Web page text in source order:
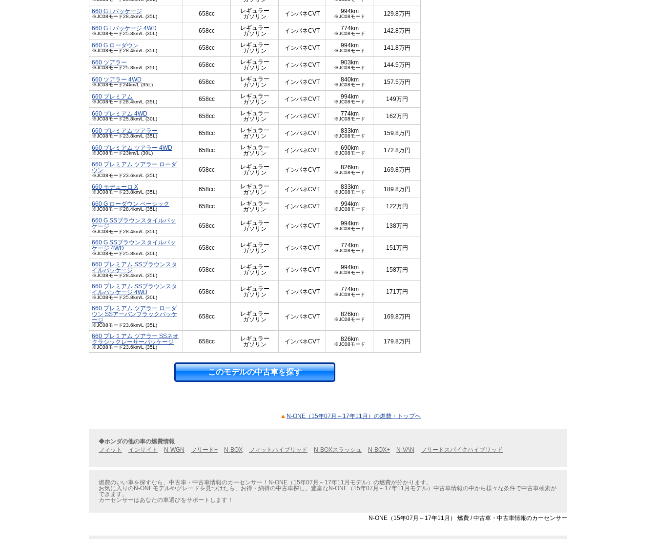
660 G Lパッケージ
※JC08モード28.4km/L (35L) 658cc
レギュラー
ガソリン
インパネCVT 994km
※JC08モード 129.8万円
660 G Lパッケージ 4WD
※JC08モード25.8km/L (30L) 658cc
レギュラー
ガソリン
インパネCVT 774km
※JC08モード 142.8万円
660 G ローダウン
※JC08モード28.4km/L (35L) 658cc
レギュラー
ガソリン
インパネCVT 994km
※JC08モード 141.8万円
660 ツアラー
※JC08モード25.8km/L (35L) 658cc
レギュラー
ガソリン
インパネCVT 903km
※JC08モード 144.5万円
660 ツアラー 4WD
※JC08モード24km/L (35L) 658cc
レギュラー
ガソリン
インパネCVT 840km
※JC08モード 157.5万円
660 プレミアム
※JC08モード28.4km/L (35L) 658cc
レギュラー
ガソリン
インパネCVT 994km
※JC08モード 149万円
660 プレミアム 4WD
※JC08モード25.8km/L (30L) 658cc
レギュラー
ガソリン
インパネCVT 774km
※JC08モード 162万円
660 プレミアム ツアラー
※JC08モード23.8km/L (35L) 658cc
レギュラー
ガソリン
インパネCVT 833km
※JC08モード 159.8万円
660 プレミアム ツアラー 4WD
※JC08モード23km/L (30L) 658cc
レギュラー
ガソリン
インパネCVT 690km
※JC08モード 172.8万円
660 プレミアム ツアラー ローダ
ウン
※JC08モード23.6km/L (35L)
658cc
レギュラー
ガソリン
インパネCVT 826km
※JC08モード 169.8万円
660 モデューロ X
※JC08モード23.8km/L (35L) 658cc
レギュラー
ガソリン
インパネCVT 833km
※JC08モード 189.8万円
660 G ローダウン ベーシック
※JC08モード28.4km/L (35L) 658cc
レギュラー
ガソリン
インパネCVT 994km
※JC08モード 122万円
660 G SSブラウンスタイルパッ
ケージ
※JC08モード28.4km/L (35L)
658cc
レギュラー
ガソリン
インパネCVT 994km
※JC08モード 138万円
660 G SSブラウンスタイルパッ
ケージ 4WD
※JC08モード25.8km/L (30L)
658cc
レギュラー
ガソリン
インパネCVT 774km
※JC08モード 151万円
660 プレミアム SSブラウンスタ
イルパッケージ
※JC08モード28.4km/L (35L)
658cc
レギュラー
ガソリン
インパネCVT 994km
※JC08モード 158万円
660 プレミアム SSブラウンスタ
イルパッケージ 4WD
※JC08モード25.8km/L (30L)
658cc
レギュラー
ガソリン
インパネCVT 774km
※JC08モード 171万円
660 プレミアム ツアラー ローダ
ウン SSアーバンブラックパッケ
ージ
※JC08モード23.6km/L (35L)
658cc
レギュラー
ガソリン
インパネCVT 826km
※JC08モード 169.8万円
660 プレミアム ツアラー SSネオ
クラシックレーサーパッケージ
※JC08モード23.6km/L (35L)
658cc
レギュラー
ガソリン
インパネCVT 826km
※JC08モード 179.8万円
このモデルの中古車を探す
N-ONE（15年07月～17年11月）の燃費・トップヘ
◆ホンダの他の車の燃費情報
フィット
インサイト N-WGN フリード+ N-BOX フィットハイブリッド N-BOXスラッシュ N-BOX+ N-VAN フリードスパイクハイブリッド
燃費のいい車を探すなら、中古車・中古車情報のカーセンサー！N-ONE（15年07月～17年11月モデル）の燃費が分かります。
お気に入りのN-ONEモデルやグレードを見つけたら、お得・納得の中古車探し。豊富なN-ONE（15年07月～17年11月モデル）中古車情報の中から様々な条件で中古車検索が
できます。
カーセンサーはあなたの車選びをサポートします！
N-ONE（15年07月～17年11月） 燃費 / 中古車・中古車情報のカーセンサー